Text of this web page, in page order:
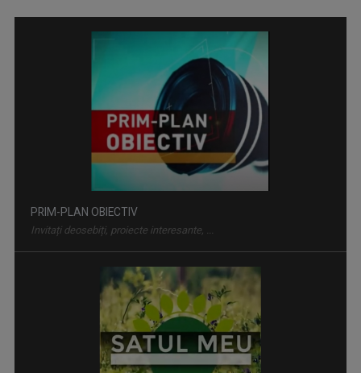
PRIM-PLAN OBIECTIV
Invitați deosebiți, proiecte interesante, ...